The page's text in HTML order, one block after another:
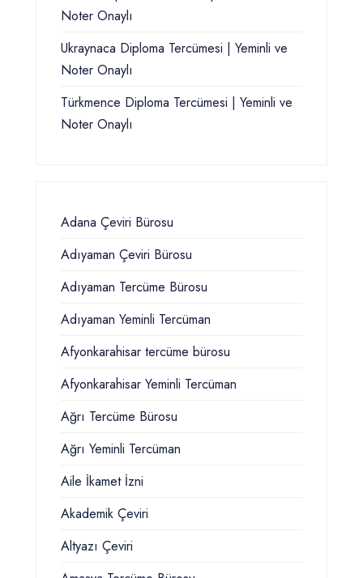
Noter Onaylı
Ukraynaca Diploma Tercümesi | Yeminli ve
Noter Onaylı
Türkmence Diploma Tercümesi | Yeminli ve
Noter Onaylı
Adana Çeviri Bürosu
Adıyaman Çeviri Bürosu
Adıyaman Tercüme Bürosu
Adıyaman Yeminli Tercüman
Afyonkarahisar tercüme bürosu
Afyonkarahisar Yeminli Tercüman
Ağrı Tercüme Bürosu
Ağrı Yeminli Tercüman
Aile İkamet İzni
Akademik Çeviri
Altyazı Çeviri